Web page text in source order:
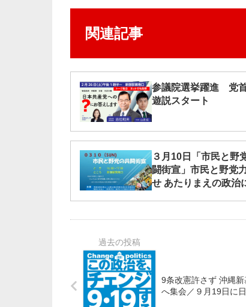
関連記事
参議院選挙躍進 党
遊説スタート
３月10日「市民と野
闘街宣」市民と野党
せ あたりまえの政治
9条改憲許さず 沖縄新
へ集会／９月19日に